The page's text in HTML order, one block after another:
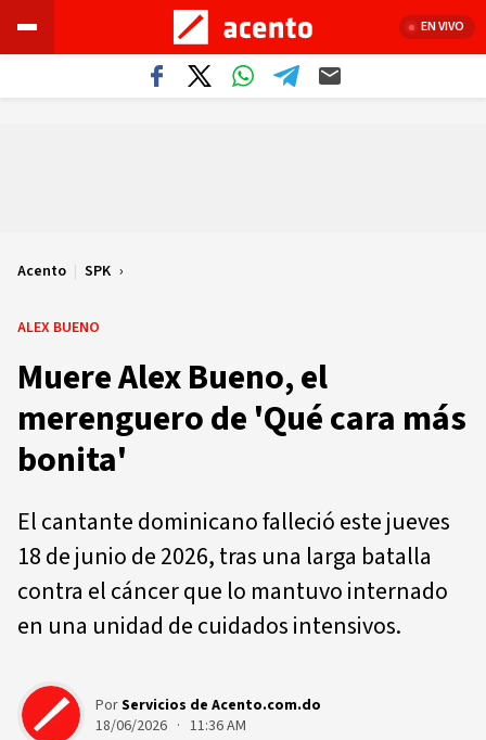
EN VIVO
Acento | SPK
ALEX BUENO
Muere Alex Bueno, el
merenguero de 'Qué cara más
bonita'
El cantante dominicano falleció este jueves
18 de junio de 2026, tras una larga batalla
contra el cáncer que lo mantuvo internado
en una unidad de cuidados intensivos.
PorServicios de Acento.com.do
18/06/2026 · 11:36 AM